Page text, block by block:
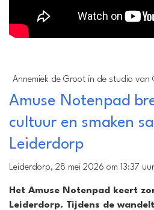
Annemiek de Groot in de studio van
Amuse Notenpad
cultuur en smaken
Leiderdorp
Leiderdorp, 28 mei 2026 om 13:37
Het Amuse Notenpad keert
Leiderdorp. Tijdens de